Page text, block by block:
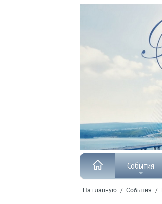
События
На главную / События /